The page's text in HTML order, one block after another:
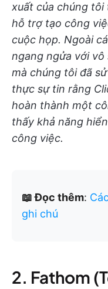
xuất của chúng
hỗ trợ tạo công
cuộc họp. Ngoài
ngang ngửa với vô
mà chúng tôi đã
thực sự tin rằng
hoàn thành một
thấy khả năng
công việc.
📖 Đọc thêm:
ghi chú
2. Fathom